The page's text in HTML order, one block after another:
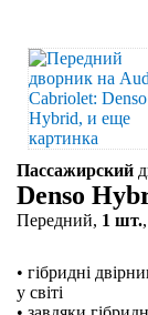
Пассажирский
Denso
Передний, 1 шт.,
• гібридні
у світі